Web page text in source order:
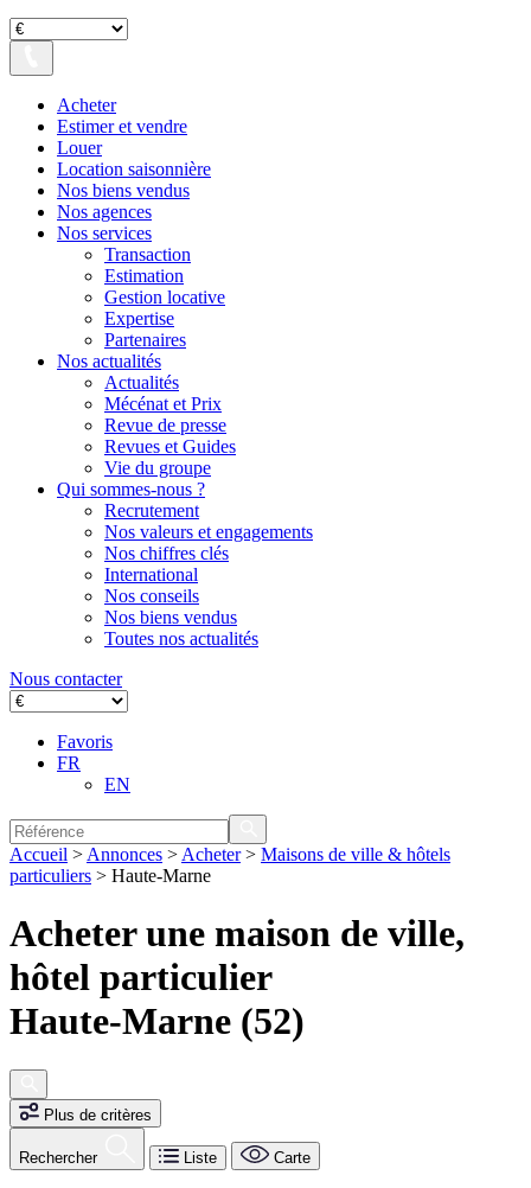
Acheter
Estimer et vendre
Louer
Location saisonnière
Nos biens vendus
Nos agences
Nos services
Transaction
Estimation
Gestion locative
Expertise
Partenaires
Nos actualités
Actualités
Mécénat et Prix
Revue de presse
Revues et Guides
Vie du groupe
Qui sommes-nous ?
Recrutement
Nos valeurs et engagements
Nos chiffres clés
International
Nos conseils
Nos biens vendus
Toutes nos actualités
Nous contacter
Favoris
FR
EN
Accueil > Annonces > Acheter> Maisons de ville & hôtels
particuliers > Haute-Marne
Acheter une maison de ville,
hôtel particulier
Haute-Marne (52)
Plus de critères
Rechercher Liste Carte